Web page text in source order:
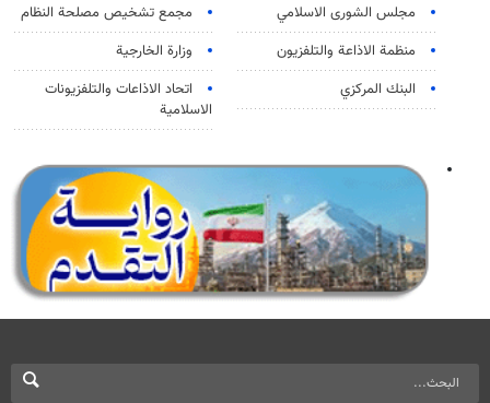
مجلس الشورى الاسلامي
مجمع تشخيص مصلحة النظام
منظمة الاذاعة والتلفزیون
وزارة الخارجية
البنك المركزي
اتحاد الاذاعات والتلفزيونات
الاسلامية